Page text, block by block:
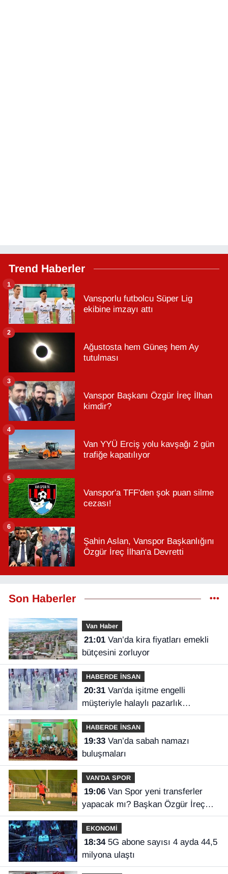
Trend Haberler
Vansporlu futbolcu Süper Lig
ekibine imzayı attı
1
Ağustosta hem Güneş hem Ay
tutulması
2
Vanspor Başkanı Özgür İreç İlhan
kimdir?
3
Van YYÜ Erciş yolu kavşağı 2 gün
trafiğe kapatılıyor
4
Vanspor'a TFF'den şok puan silme
cezası!
5
Şahin Aslan, Vanspor Başkanlığını
Özgür İreç İlhan'a Devretti
6
Son Haberler
Van Haber
21:01Van’da kira fiyatları emekli
bütçesini zorluyor
HABERDE İNSAN
20:31Van'da işitme engelli
müşteriyle halaylı pazarlık
gülümsetti
HABERDE İNSAN
19:33Van’da sabah namazı
buluşmaları
VAN'DA SPOR
19:06Van Spor yeni transferler
yapacak mı? Başkan Özgür İreç
İlhan açıkladı
EKONOMİ
18:345G abone sayısı 4 ayda 44,5
milyona ulaştı